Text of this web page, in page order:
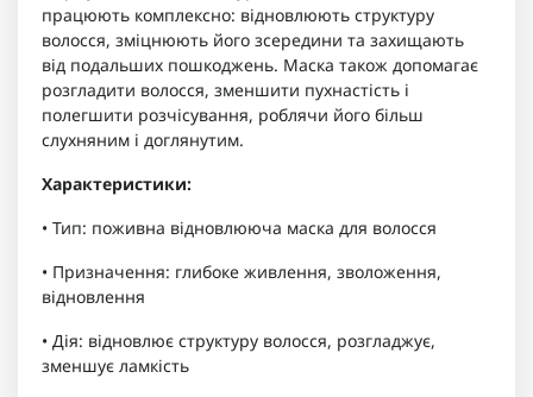
працюють комплексно: відновлюють структуру
волосся, зміцнюють його зсередини та захищають
від подальших пошкоджень. Маска також допомагає
розгладити волосся, зменшити пухнастість і
полегшити розчісування, роблячи його більш
слухняним і доглянутим.
Характеристики:
• Тип: поживна відновлююча маска для волосся
• Призначення: глибоке живлення, зволоження,
відновлення
• Дія: відновлює структуру волосся, розгладжує,
зменшує ламкість